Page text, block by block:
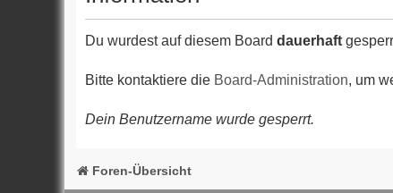
Du wurdest auf diesem Board dauerhaft
Bitte kontaktiere die Board-Administration, um
Dein Benutzername wurde gesperrt.
Foren-Übersicht